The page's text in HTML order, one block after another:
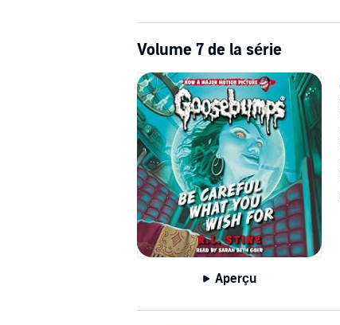
Volume 7 de la série
Aperçu